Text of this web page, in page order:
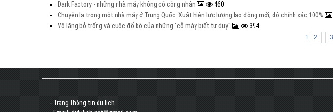
Dark Factory - những nhà máy không có công nhân
460
Chuyện lạ trong một nhà máy ở Trung Quốc: Xuất hiện lực lượng lao động mới, độ chính xác 100%
Vô lăng bỏ trống và cuộc đổ bộ của những "cỗ máy biết tư duy"
394
1 2 3
- Trang thông tin du lịch